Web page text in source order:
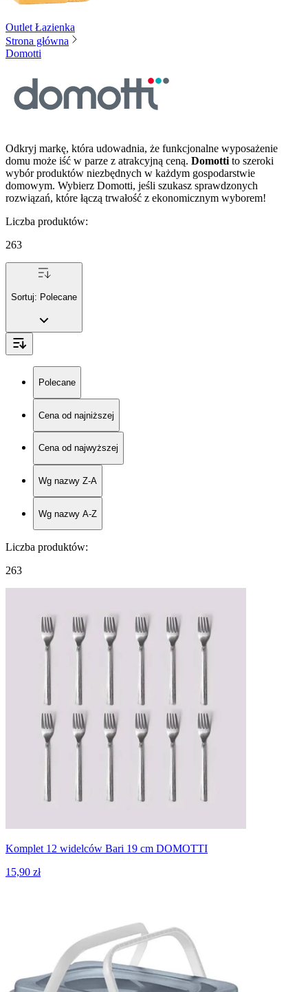
Outlet Łazienka
Strona główna
Domotti
Odkryj markę, która udowadnia, że funkcjonalne wyposażenie
domu może iść w parze z atrakcyjną ceną. Domotti to szeroki
wybór produktów niezbędnych w każdym gospodarstwie
domowym. Wybierz Domotti, jeśli szukasz sprawdzonych
rozwiązań, które łączą trwałość z ekonomicznym wyborem!
Liczba produktów:
263
Sortuj: Polecane
Polecane
Cena od najniższej
Cena od najwyższej
Wg nazwy Z-A
Wg nazwy A-Z
Liczba produktów:
263
Komplet 12 widelców Bari 19 cm DOMOTTI
15,90 zł